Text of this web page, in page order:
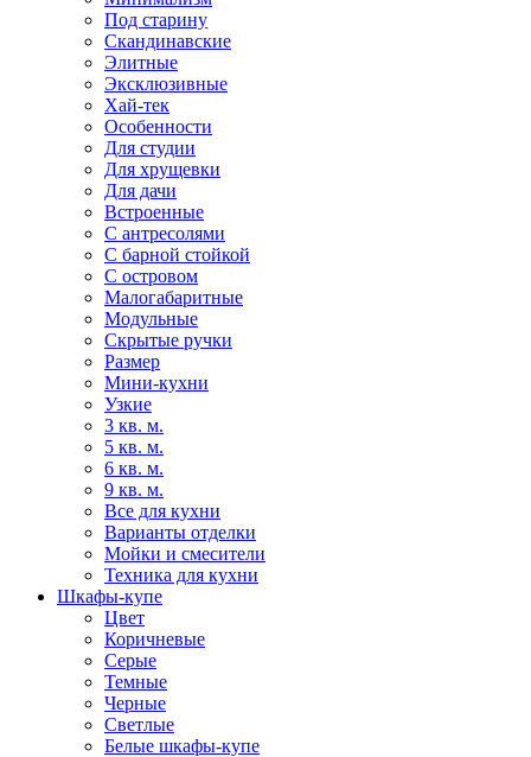
Под старину
Скандинавские
Элитные
Эксклюзивные
Хай-тек
Особенности
Для студии
Для хрущевки
Для дачи
Встроенные
С антресолями
С барной стойкой
С островом
Малогабаритные
Модульные
Скрытые ручки
Размер
Мини-кухни
Узкие
3 кв. м.
5 кв. м.
6 кв. м.
9 кв. м.
Все для кухни
Варианты отделки
Мойки и смесители
Техника для кухни
Шкафы-купе
Цвет
Коричневые
Серые
Темные
Черные
Светлые
Белые шкафы-купе